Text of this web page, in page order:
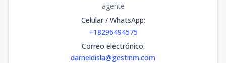
agente
Celular / WhatsApp:
+18296494575
Correo electrónico:
darneldisla@gestinm.com